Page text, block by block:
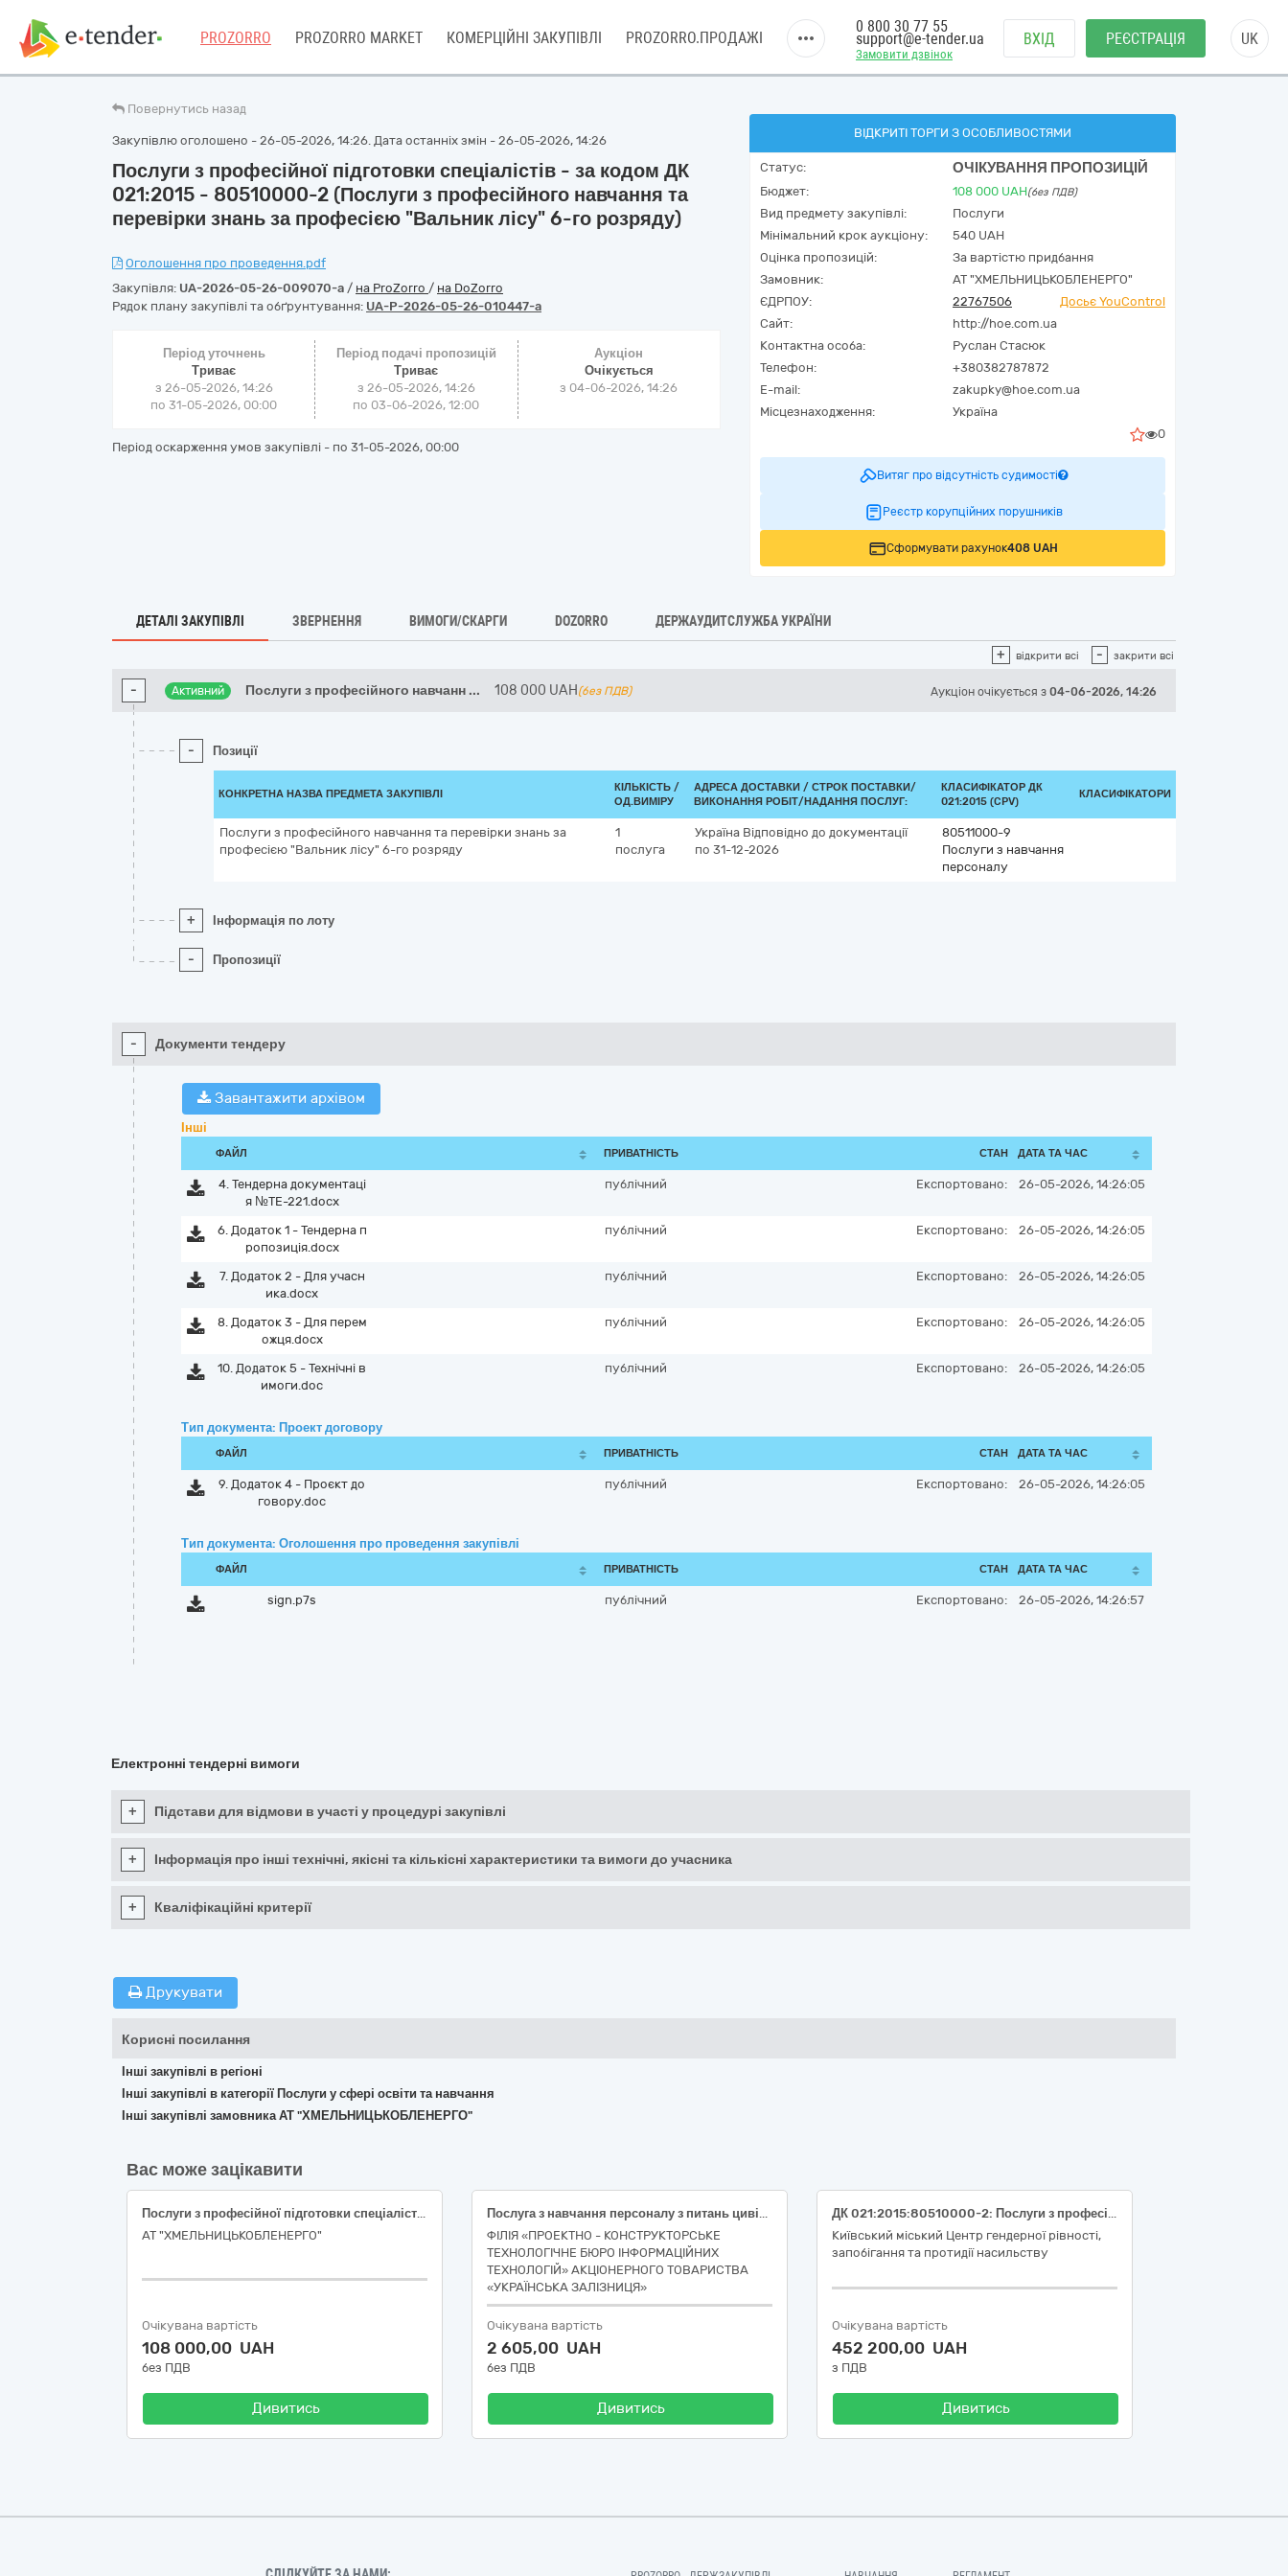
PROZORRO PROZORRO MARKET КОМЕРЦІЙНІ ЗАКУПІВЛІ PROZORRO.ПРОДАЖІ
Замовити дзвінок
0 800 30 77 55
support@e-tender.ua ВХІД РЕЄСТРАЦІЯ UK
Повернутись назад
Закупівлю оголошено - 26-05-2026, 14:26. Дата останніх змін - 26-05-2026, 14:26
Послуги з професійної підготовки спеціалістів - за кодом ДК
021:2015 - 80510000-2 (Послуги з професійного навчання та
перевірки знань за професією "Вальник лісу" 6-го розряду)
Оголошення про проведення.pdf
Закупівля: UA-2026-05-26-009070-a / на ProZorro / на DoZorro
Рядок плану закупівлі та обґрунтування: UA-P-2026-05-26-010447-a
Період уточнень
Триває
з 26-05-2026, 14:26
по 31-05-2026, 00:00
Період подачі пропозицій
Триває
з 26-05-2026, 14:26
по 03-06-2026, 12:00
Аукціон
Очікується
з 04-06-2026, 14:26
Період оскарження умов закупівлі - по 31-05-2026, 00:00
ВІДКРИТІ ТОРГИ З ОСОБЛИВОСТЯМИ
Статус: ОЧІКУВАННЯ ПРОПОЗИЦІЙ
Бюджет: 108 000 UAH(без ПДВ)
Вид предмету закупівлі:
Послуги
Мінімальний крок аукціону:
540 UAH
Оцінка пропозицій:
За вартістю придбання
Замовник:
АТ "ХМЕЛЬНИЦЬКОБЛЕНЕРГО"
ЄДРПОУ:
22767506
Досьє YouControl
Сайт:
http://hoe.com.ua
Контактна особа:
Руслан Стасюк
Телефон:
+380382787872
E-mail:
zakupky@hoe.com.ua
Місцезнаходження:
Україна
0
Витяг про відсутність судимості
Реєстр корупційних порушників
Сформувати рахунок408 UAH
ДЕТАЛІ ЗАКУПІВЛІ ЗВЕРНЕННЯ ВИМОГИ/СКАРГИ DOZORRO ДЕРЖАУДИТСЛУЖБА УКРАЇНИ
+ відкрити всі - закрити всі
- Активний Послуги з професійного навчанн ... 108 000 UAH (без ПДВ) Аукціон очікується з 04-06-2026, 14:26
- Позиції
КОНКРЕТНА НАЗВА ПРЕДМЕТА ЗАКУПІВЛІ
КІЛЬКІСТЬ /
ОД.ВИМІРУ
АДРЕСА ДОСТАВКИ / СТРОК ПОСТАВКИ/
ВИКОНАННЯ РОБІТ/НАДАННЯ ПОСЛУГ:
КЛАСИФІКАТОР ДК
021:2015 (CPV)
КЛАСИФІКАТОРИ
Послуги з професійного навчання та перевірки знань за
професією "Вальник лісу" 6-го розряду
1
послуга
Україна Відповідно до документації
по 31-12-2026
80511000-9
Послуги з навчання
персоналу
+ Інформація по лоту
- Пропозиції
- Документи тендеру
Завантажити архівом
Інші
ФАЙЛ ПРИВАТНІСТЬ СТАН ДАТА ТА ЧАС
4. Тендерна документаці
я №ТЕ-221.docx
публічний Експортовано: 26-05-2026, 14:26:05
6. Додаток 1 - Тендерна п
ропозиція.docx
публічний Експортовано: 26-05-2026, 14:26:05
7. Додаток 2 - Для учасн
ика.docx
публічний Експортовано: 26-05-2026, 14:26:05
8. Додаток 3 - Для перем
ожця.docx
публічний Експортовано: 26-05-2026, 14:26:05
10. Додаток 5 - Технічні в
имоги.doc
публічний Експортовано: 26-05-2026, 14:26:05
Тип документа: Проект договору
ФАЙЛ ПРИВАТНІСТЬ СТАН ДАТА ТА ЧАС
9. Додаток 4 - Проєкт до
говору.doc
публічний Експортовано: 26-05-2026, 14:26:05
Тип документа: Оголошення про проведення закупівлі
ФАЙЛ ПРИВАТНІСТЬ СТАН ДАТА ТА ЧАС
sign.p7s публічний Експортовано: 26-05-2026, 14:26:57
Електронні тендерні вимоги
+ Підстави для відмови в участі у процедурі закупівлі
+ Інформація про інші технічні, якісні та кількісні характеристики та вимоги до учасника
+ Кваліфікаційні критерії
Друкувати
Корисні посилання
Інші закупівлі в регіоні
Інші закупівлі в категорії Послуги у сфері освіти та навчання
Інші закупівлі замовника АТ "ХМЕЛЬНИЦЬКОБЛЕНЕРГО"
Вас може зацікавити
Послуги з професійної підготовки спеціалістів - за кодом ДК 021:2015 - 50340000-0 (Послуги з професійного навчання та перевірки знань за професією "Вальник лісу" 6-го розряду)
АТ "ХМЕЛЬНИЦЬКОБЛЕНЕРГО"
Очікувана вартість
108 000,00 UAH
без ПДВ
Дивитись
Послуга з навчання персоналу з питань цивільного захисту (керівники суб`єктів господарювання, незалежно від форми власності та їх заступники)
ФІЛІЯ «ПРОЕКТНО - КОНСТРУКТОРСЬКЕ
ТЕХНОЛОГІЧНЕ БЮРО ІНФОРМАЦІЙНИХ
ТЕХНОЛОГІЙ» АКЦІОНЕРНОГО ТОВАРИСТВА
«УКРАЇНСЬКА ЗАЛІЗНИЦЯ»
Очікувана вартість
2 605,00 UAH
без ПДВ
Дивитись
ДК 021:2015:80510000-2: Послуги з професійної підготовки спеціалістів (Підготовка сертифікованих спеціалістів з питань протидії і запобіганню домашньому насильству та/або насильству за ознакою статі з метою підвищення кваліфікації та підтвердження категорії. Проведення тренінгів для тренерів)
Київський міський Центр гендерної рівності,
запобігання та протидії насильству
Очікувана вартість
452 200,00 UAH
з ПДВ
Дивитись